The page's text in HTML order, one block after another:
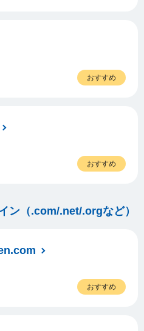
おすすめ
おすすめ
ン（.com/.net/.orgなど）
おすすめ